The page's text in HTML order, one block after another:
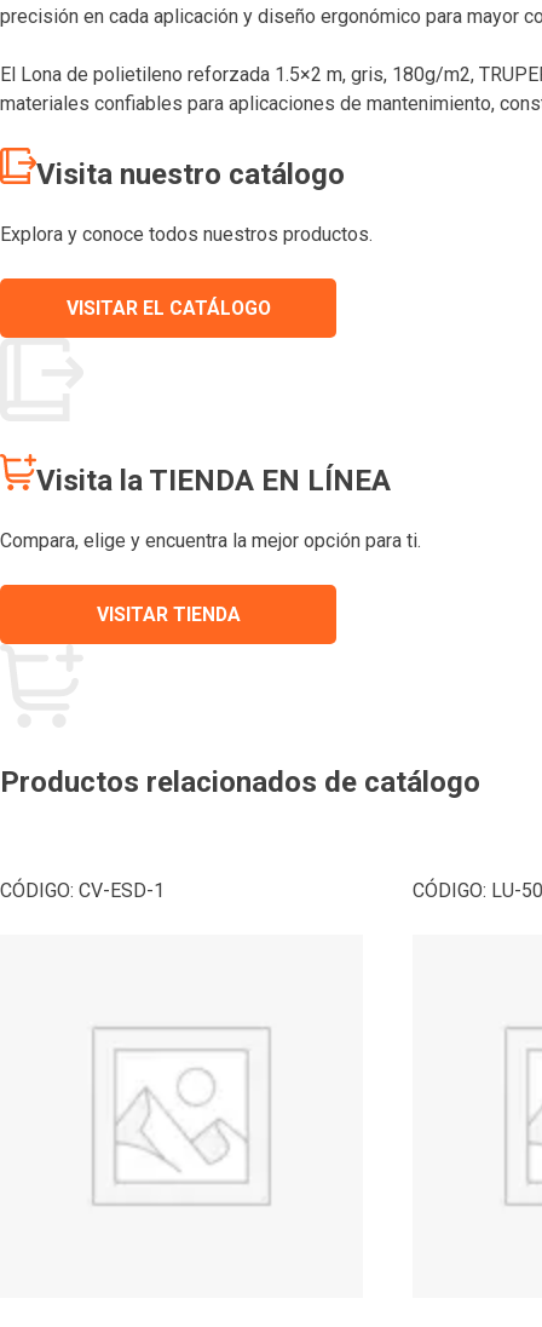
precisión en cada aplicación y diseño ergonómico para mayor
El Lona de polietileno reforzada 1.5×2 m, gris, 180g/m2,
materiales confiables para aplicaciones de mantenimiento,
Visita nuestro catálogo
Explora y conoce todos nuestros productos.
VISITAR EL CATÁLOGO
Visita la TIENDA EN LÍNEA
Compara, elige y encuentra la mejor opción para ti.
VISITAR TIENDA
Productos relacionados de catálogo
CÓDIGO: CV-ESD-1 CÓDIGO: LU-